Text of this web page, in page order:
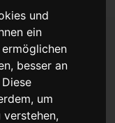
und
ein
besser an
um
verstehen,
die